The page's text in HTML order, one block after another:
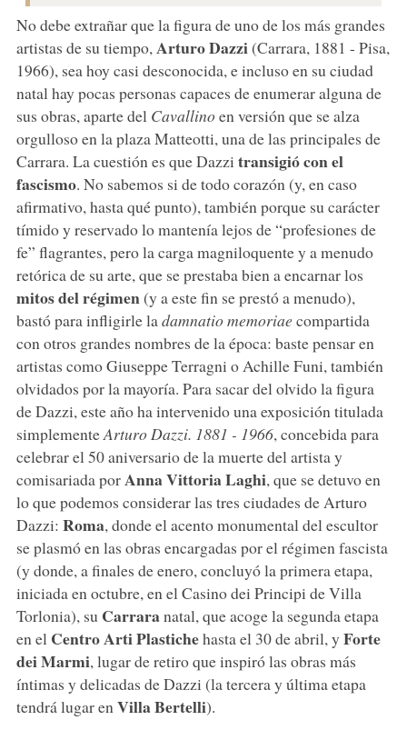
No debe extrañar que la figura de uno de los más grandes
artistas de su tiempo, Arturo Dazzi(Carrara, 1881 - Pisa,
1966), sea hoy casi desconocida, e incluso en su ciudad
natal hay pocas personas capaces de enumerar alguna de
sus obras, aparte del Cavallinoen versión que se alza
orgulloso en la plaza Matteotti, una de las principales de
Carrara. La cuestión es que Dazzi transigió con el
fascismo. No sabemos si de todo corazón (y, en caso
afirmativo, hasta qué punto), también porque su carácter
tímido y reservado lo mantenía lejos de “profesiones de
fe” flagrantes, pero la carga magniloquente y a menudo
retórica de su arte, que se prestaba bien a encarnar los
mitos del régimen(y a este fin se prestó a menudo),
bastó para infligirle la damnatio memoriaecompartida
con otros grandes nombres de la época: baste pensar en
artistas como Giuseppe Terragni o Achille Funi, también
olvidados por la mayoría. Para sacar del olvido la figura
de Dazzi, este año ha intervenido una exposición titulada
simplementeArturo Dazzi. 1881 - 1966, concebida para
celebrar el 50 aniversario de la muerte del artista y
comisariada porAnna Vittoria Laghi, que se detuvo en
lo que podemos considerar las tres ciudades de Arturo
Dazzi: Roma, donde el acento monumental del escultor
se plasmó en las obras encargadas por el régimen fascista
(y donde, a finales de enero, concluyó la primera etapa,
iniciada en octubre, en el Casino dei Principi de Villa
Torlonia), su Carraranatal, que acoge la segunda etapa
en el Centro Arti Plastichehasta el 30 de abril, y Forte
dei Marmi, lugar de retiro que inspiró las obras más
íntimas y delicadas de Dazzi (la tercera y última etapa
tendrá lugar en Villa Bertelli).